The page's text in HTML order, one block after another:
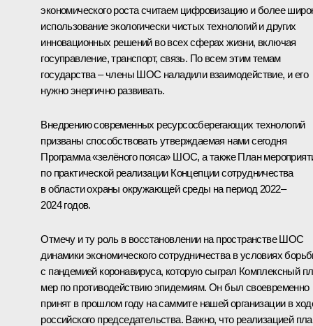
экономического роста считаем цифровизацию и более
использование экологически чистых технологий и других
инновационных решений во всех сферах жизни, включая
госуправление, транспорт, связь. По всем этим темам
государства – члены ШОС наладили взаимодействие, и его
нужно энергично развивать.
Внедрению современных ресурсосберегающих технологий
призваны способствовать утверждаемая нами сегодня
Программа «зелёного пояса» ШОС, а также План
по практической реализации Концепции сотрудничества
в области охраны окружающей среды на период 2022–
2024 годов.
Отмечу и ту роль в восстановлении на пространстве ШОС
динамики экономического сотрудничества в условиях
с пандемией коронавируса, которую сыграл Комплексный
мер по противодействию эпидемиям. Он был своевременно
принят в прошлом году насаммитенашей организации в
российского председательства. Важно, что реализацией